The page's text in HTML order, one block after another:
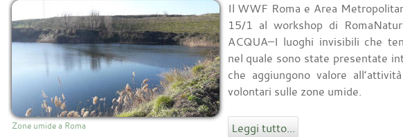
Zone umide a Roma
Il WWF Roma e Area
15/1 al workshop di
ACQUA–I luoghi invisibili che
nel quale sono state presentate
che aggiungono valore
volontari sulle zone umide.
Leggi tutto...